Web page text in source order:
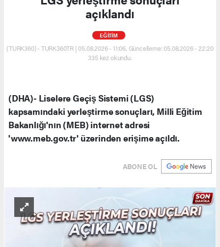
açıklandı
EĞİTİM
(TURK360) - TURK360TR | 05.08.2026 - 11:06, Güncelleme: 05.08.2026 - 22:20
335 kez okundu.
(DHA)- Liselere Geçiş Sistemi (LGS)
kapsamındaki yerleştirme sonuçları, Milli Eğitim
Bakanlığı'nın (MEB) internet adresi
'www.meb.gov.tr' üzerinden erişime açıldı.
ABONE OL